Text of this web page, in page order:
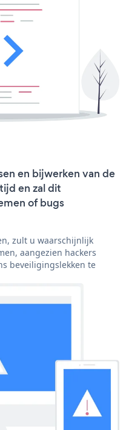
en bijwerken van de
en zal dit
of bugs
zult u waarschijnlijk
aangezien hackers
beveiligingslekken te